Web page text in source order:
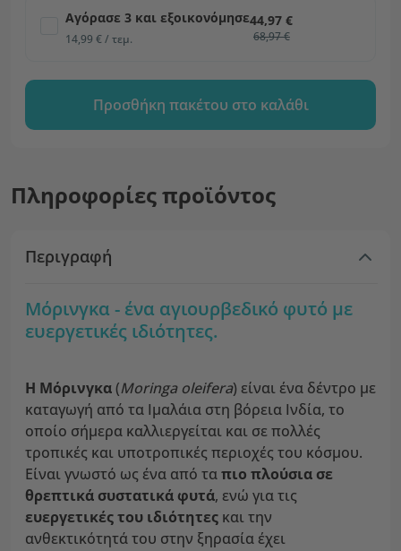
Αγόρασε 3 και εξοικονόμησε
14,99 € / τεμ.
44,97 €
68,97 €
Προσθήκη πακέτου στο καλάθι
Πληροφορίες προϊόντος
Περιγραφή
Μόρινγκα - ένα αγιουρβεδικό φυτό με
ευεργετικές ιδιότητες.
Η Μόρινγκα(Moringa oleifera) είναι ένα δέντρο με
καταγωγή από τα Ιμαλάια στη βόρεια Ινδία, το
οποίο σήμερα καλλιεργείται και σε πολλές
τροπικές και υποτροπικές περιοχές του κόσμου.
Είναι γνωστό ως ένα από ταπιο πλούσια σε
θρεπτικά συστατικά φυτά, ενώ για τις
ευεργετικές του ιδιότητες και την
ανθεκτικότητά του στην ξηρασία έχει